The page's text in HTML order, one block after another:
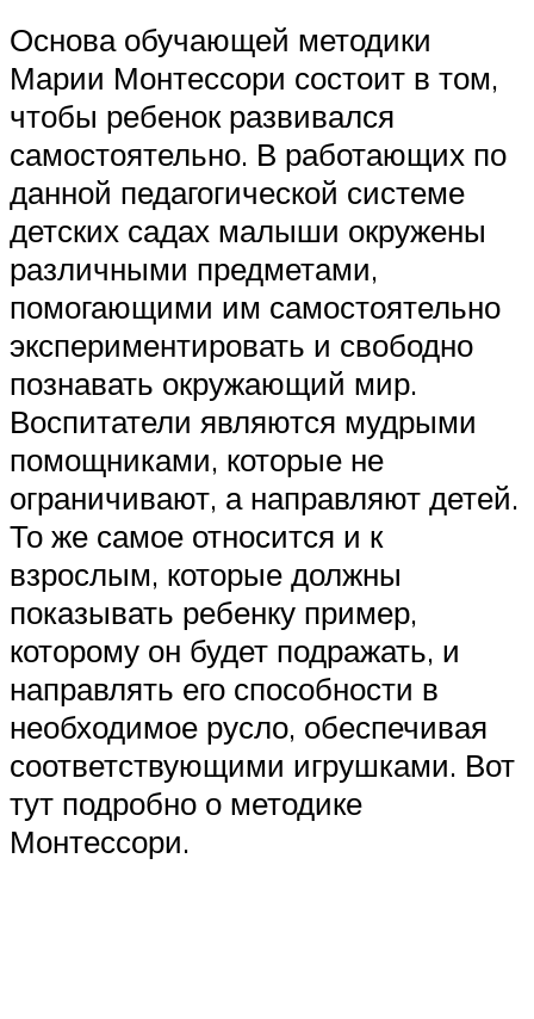
Основа обучающей методики
Марии Монтессори состоит в том,
чтобы ребенок развивался
самостоятельно. В работающих по
данной педагогической системе
детских садах малыши окружены
различными предметами,
помогающими им самостоятельно
экспериментировать и свободно
познавать окружающий мир.
Воспитатели являются мудрыми
помощниками, которые не
ограничивают, а направляют детей.
То же самое относится и к
взрослым, которые должны
показывать ребенку пример,
которому он будет подражать, и
направлять его способности в
необходимое русло, обеспечивая
соответствующими игрушками. Вот
тут подробно о методике
Монтессори.